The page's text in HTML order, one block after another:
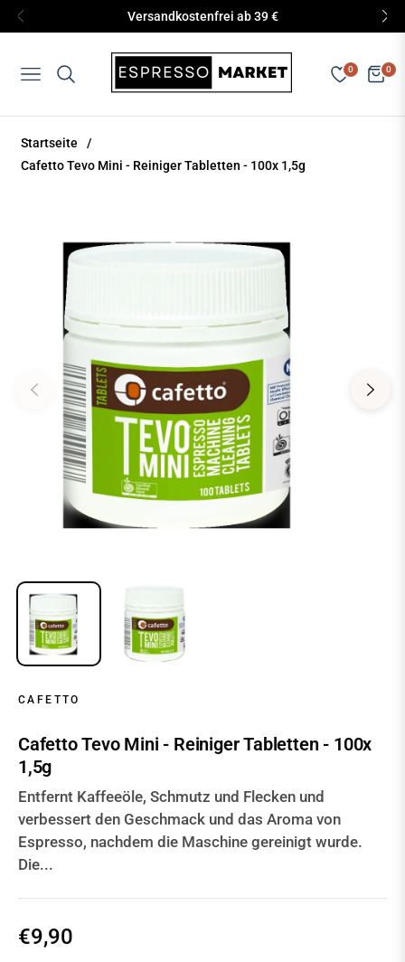
Versandkostenfrei ab 39 €
Navigation
0 0
Startseite
/
Cafetto Tevo Mini - Reiniger Tabletten - 100x 1,5g
CAFETTO
Cafetto Tevo Mini - Reiniger Tabletten - 100x
1,5g
Entfernt Kaffeeöle, Schmutz und Flecken und
verbessert den Geschmack und das Aroma von
Espresso, nachdem die Maschine gereinigt wurde.
Die...
Normaler
€9,90